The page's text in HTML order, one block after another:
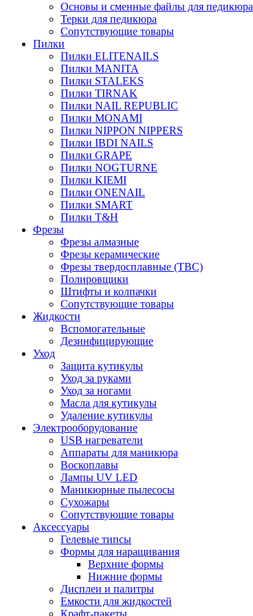
Основы и сменные файлы для педикюра
Терки для педикюра
Сопутствующие товары
Пилки
Пилки ELITENAILS
Пилки MANITA
Пилки STALEKS
Пилки TIRNAK
Пилки NAIL REPUBLIC
Пилки MONAMI
Пилки NIPPON NIPPERS
Пилки IBDI NAILS
Пилки GRAPE
Пилки NOGTURNE
Пилки KIEMI
Пилки ONENAIL
Пилки SMART
Пилки T&H
Фрезы
Фрезы алмазные
Фрезы керамические
Фрезы твердосплавные (ТВС)
Полировщики
Штифты и колпачки
Сопутствующие товары
Жидкости
Вспомогательные
Дезинфицирующие
Уход
Защита кутикулы
Уход за руками
Уход за ногами
Масла для кутикулы
Удаление кутикулы
Электрооборудование
USB нагреватели
Аппараты для маникюра
Воскоплавы
Лампы UV LED
Маникюрные пылесосы
Сухожары
Сопутствующие товары
Аксессуары
Гелевые типсы
Формы для наращивания
Верхние формы
Нижние формы
Дисплеи и палитры
Емкости для жидкостей
Крафт-пакеты